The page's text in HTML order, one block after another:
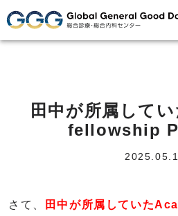
田中が所属して
fellowship
さて、
田中が所属していた